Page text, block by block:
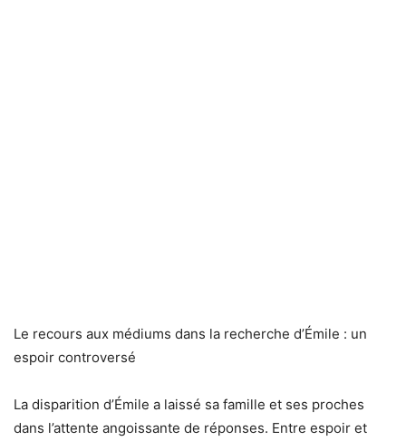
Le recours aux médiums dans la recherche d’Émile : un
espoir controversé
La disparition d’Émile a laissé sa famille et ses proches
dans l’attente angoissante de réponses. Entre espoir et